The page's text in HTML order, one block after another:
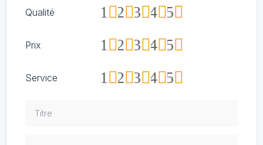
Qualité 5
4
3
2
1
Prix 5
4
3
2
1
Service 5
4
3
2
1